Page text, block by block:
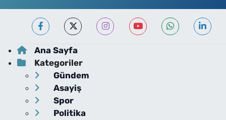
Ana Sayfa
Kategoriler
Gündem
Asayiş
Spor
Politika